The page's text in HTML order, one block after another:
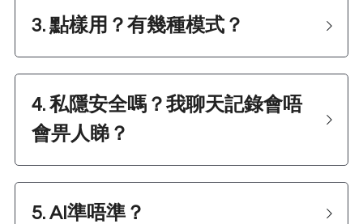
3. 點樣用？有幾種模式？
4. 私隱安全嗎？我聊天記錄會唔
會畀人睇？
5. AI 準唔準？